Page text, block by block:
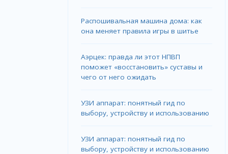
Распошивальная машина дома: как
она меняет правила игры в шитье
Аэрцек: правда ли этот НПВП
поможет «восстановить» суставы и
чего от него ожидать
УЗИ аппарат: понятный гид по
выбору, устройству и использованию
УЗИ аппарат: понятный гид по
выбору, устройству и использованию